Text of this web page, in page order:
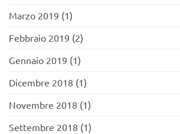
Marzo 2019 (1)
Febbraio 2019 (2)
Gennaio 2019 (1)
Dicembre 2018 (1)
Novembre 2018 (1)
Settembre 2018 (1)